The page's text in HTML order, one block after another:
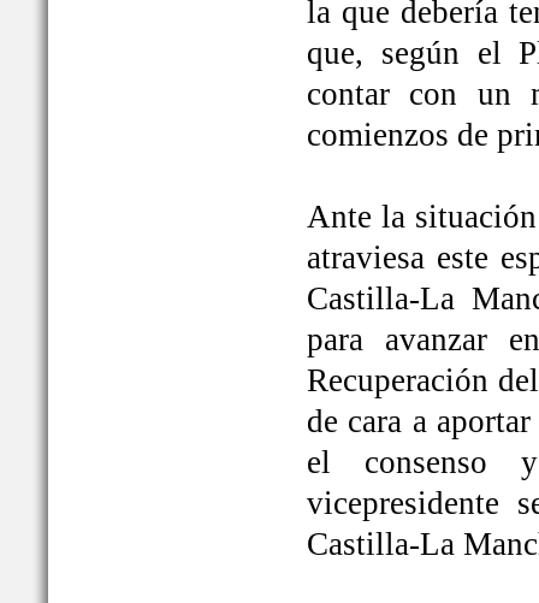
la que debería
que, según el
contar con un
comienzos de
Ante la
atraviesa este
Castilla-La
para avanzar
Recuperación
de cara a
el consenso
vicepresidente
Castilla-La